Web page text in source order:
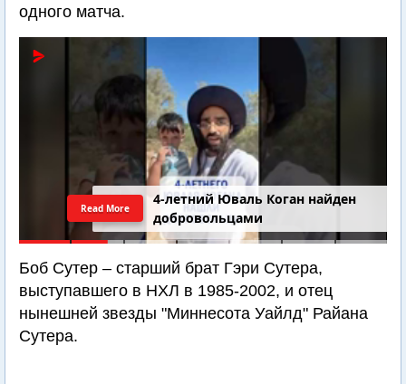
одного матча.
4-летний Юваль Коган найден
добровольцами
Read More
Боб Сутер – старший брат Гэри Сутера,
выступавшего в НХЛ в 1985-2002, и отец
нынешней звезды "Миннесота Уайлд" Райана
Сутера.